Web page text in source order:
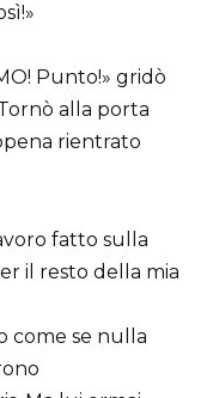
Punto!» gridò
alla porta
rientrato
fatto sulla
il resto della mia
come se nulla